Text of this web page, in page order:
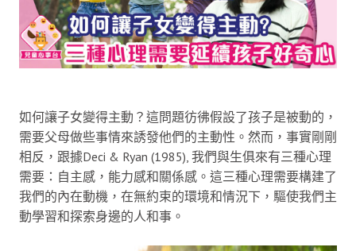
如何讓子女變得主動？這問題彷彿假設了孩子是被動的，
需要父母做些事情來誘發他們的主動性。然而，事實剛剛
相反，跟據Deci & Ryan (1985), 我們與生俱來有三種心理
需要：自主感，能力感和關係感。這三種心理需要構建了
我們的內在動機，在無約束的環境和情況下，驅使我們主
動學習和探索身邊的人和事。